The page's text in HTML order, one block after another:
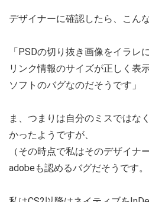
デザイナーに確認したら、こん
「PSDの切り抜き画像をイラレ
リンク情報のサイズが正しく表
ソフトのバグなのだそうです」
ま、つまりは自分のミスではな
かったようですが、
（その時点で私はそのデザイナ
adobeも認めるバグだそうです。